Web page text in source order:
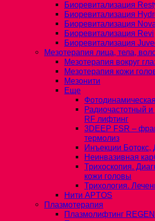
Биоревитализация
Биоревитализация
Биоревитализация
Биоревитализация Revi
Биоревитализация
Мезотерапия лица, тела,
Мезотерапия вокруг
Мезотерапия кожи
Мезонити
Еще
Радиочастотный
RF лифтинг
3DEEP FSR –
термолиз
Инъекции Ботокс,
Неинвазивная
Трихоскопия.
кожи головы
Трихология.
Нити APTOS
Плазмотерапия
Плазмолифтинг